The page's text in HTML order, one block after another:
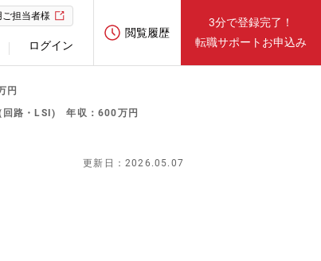
担当者様
ログイン
閲覧履歴
3分で登録完了！
転職サポートお申込み
円
回路・LSI) 年収：600万円
更新日：2026.05.07